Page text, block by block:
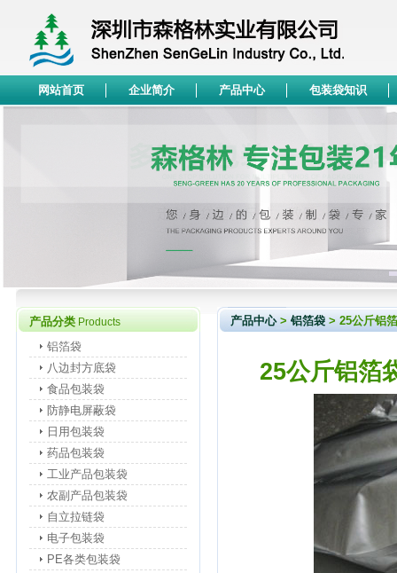
网站首页 企业简介 产品中心 包装袋知识
产品分类 Products
铝箔袋
八边封方底袋
食品包装袋
防静电屏蔽袋
日用包装袋
药品包装袋
工业产品包装袋
农副产品包装袋
自立拉链袋
电子包装袋
PE各类包装袋
产品中心> 铝箔袋 > 25公斤铝
25公斤铝箔